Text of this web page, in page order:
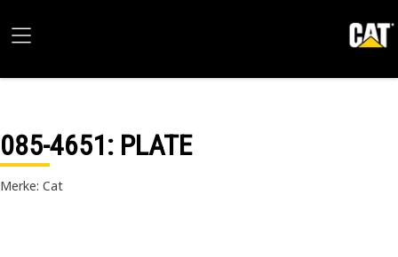
085-4651: PLATE
Merke: Cat